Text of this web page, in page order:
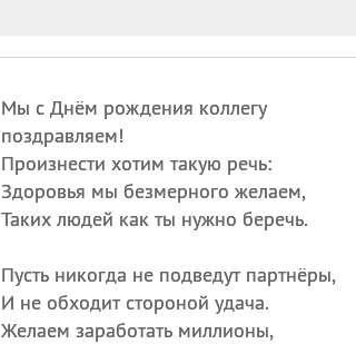
Мы с Днём рождения коллегу
поздравляем!
Произнести хотим такую речь:
Здоровья мы безмерного желаем,
Таких людей как ты нужно беречь.
Пусть никогда не подведут партнёры,
И не обходит стороной удача.
Желаем заработать миллионы,